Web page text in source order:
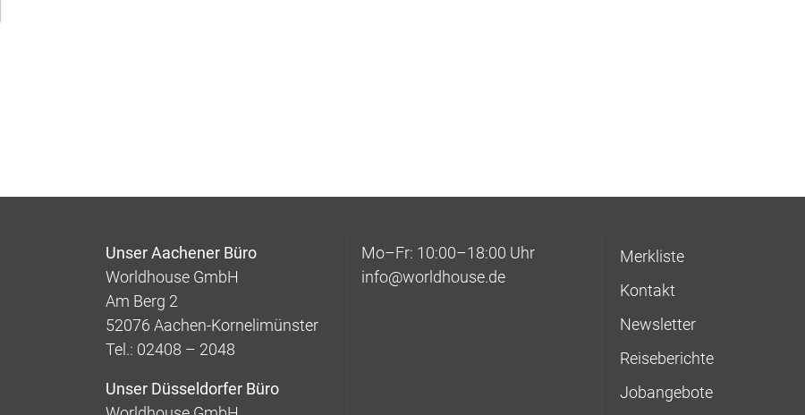
Unser Aachener Büro
Worldhouse GmbH
Am Berg 2
52076 Aachen-Kornelimünster
Tel.: 02408 – 2048
Unser Düsseldorfer Büro
Mo–Fr: 10:00–18:00 Uhr
info@worldhouse.de
Merkliste
Kontakt
Newsletter
Reiseberichte
Jobangebote